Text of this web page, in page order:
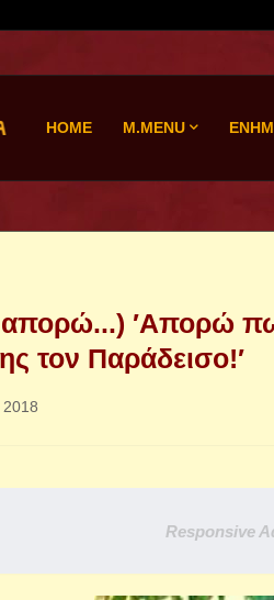
HOME M.MENU
′Απορώ
τον Παράδεισο!′
2018
Responsive